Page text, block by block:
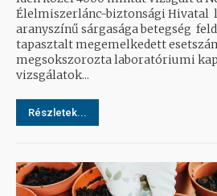
Élelmiszerlánc-biztonsági Hivatal
aranyszínű sárgasága betegség
tapasztalt megemelkedett
megsokszorozta laboratóriumi
vizsgálatok...
Részletek...